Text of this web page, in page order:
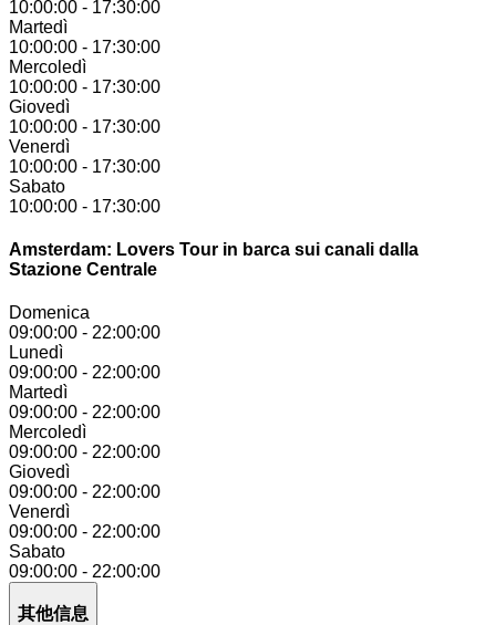
10:00:00 - 17:30:00
Martedì
10:00:00 - 17:30:00
Mercoledì
10:00:00 - 17:30:00
Giovedì
10:00:00 - 17:30:00
Venerdì
10:00:00 - 17:30:00
Sabato
10:00:00 - 17:30:00
Amsterdam: Lovers Tour in barca sui canali dalla
Stazione Centrale
Domenica
09:00:00 - 22:00:00
Lunedì
09:00:00 - 22:00:00
Martedì
09:00:00 - 22:00:00
Mercoledì
09:00:00 - 22:00:00
Giovedì
09:00:00 - 22:00:00
Venerdì
09:00:00 - 22:00:00
Sabato
09:00:00 - 22:00:00
其他信息